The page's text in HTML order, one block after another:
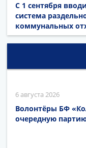
С 1 сентября
система
коммунальных
6 августа 2026
Волонтёры БФ
очередную